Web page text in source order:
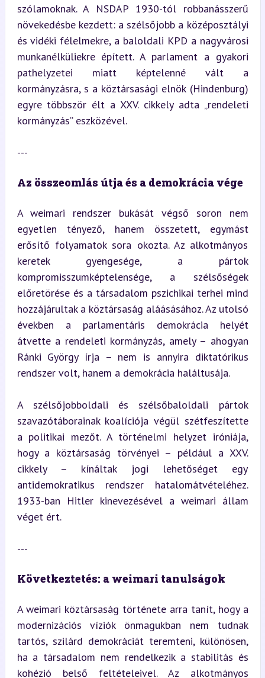
szólamoknak. A NSDAP 1930-tól robbanásszerű
növekedésbe kezdett: a szélsőjobb a középosztályi
és vidéki félelmekre, a baloldali KPD a nagyvárosi
munkanélküliekre épített. A parlament a gyakori
pathelyzetei miatt képtelenné vált a
kormányzásra, s a köztársasági elnök (Hindenburg)
egyre többször élt a XXV. cikkely adta „rendeleti
kormányzás” eszközével.
---
Az összeomlás útja és a demokrácia vége
A weimari rendszer bukását végső soron nem
egyetlen tényező, hanem összetett, egymást
erősítő folyamatok sora okozta. Az alkotmányos
keretek gyengesége, a pártok
kompromisszumképtelensége, a szélsőségek
előretörése és a társadalom pszichikai terhei mind
hozzájárultak a köztársaság aláásásához. Az utolsó
években a parlamentáris demokrácia helyét
átvette a rendeleti kormányzás, amely – ahogyan
Ránki György írja – nem is annyira diktatórikus
rendszer volt, hanem a demokrácia haláltusája.
A szélsőjobboldali és szélsőbaloldali pártok
szavazótáborainak koalíciója végül szétfeszítette
a politikai mezőt. A történelmi helyzet iróniája,
hogy a köztársaság törvényei – például a XXV.
cikkely – kínáltak jogi lehetőséget egy
antidemokratikus rendszer hatalomátvételéhez.
1933-ban Hitler kinevezésével a weimari állam
véget ért.
---
Következtetés: a weimari tanulságok
A weimari köztársaság története arra tanít, hogy a
modernizációs víziók önmagukban nem tudnak
tartós, szilárd demokráciát teremteni, különösen,
ha a társadalom nem rendelkezik a stabilitás és
kohézió belső feltételeivel. Az alkotmányos